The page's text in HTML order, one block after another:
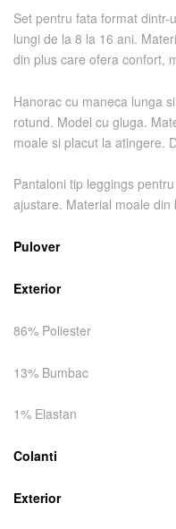
Set pentru fata format
lungi de la 8 la 16 ani.
din plus care ofera confort,
Hanorac cu maneca lunga
rotund. Model cu gluga.
moale si placut la atingere.
Pantaloni tip leggings
ajustare. Material moale din
Pulover
Exterior
86% Poliester
13% Bumbac
1% Elastan
Colanti
Exterior